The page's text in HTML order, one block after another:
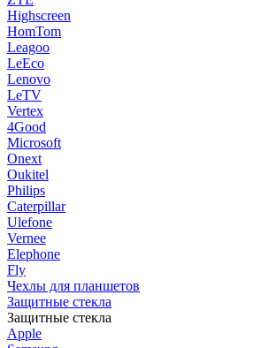
Highscreen
HomTom
Leagoo
LeEco
Lenovo
LeTV
Vertex
4Good
Microsoft
Onext
Oukitel
Philips
Caterpillar
Ulefone
Vernee
Elephone
Fly
Чехлы для планшетов
Защитные стекла
Защитные стекла
Apple